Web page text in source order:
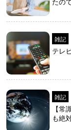
たの
雑記
テレ
雑記
【常
も絶